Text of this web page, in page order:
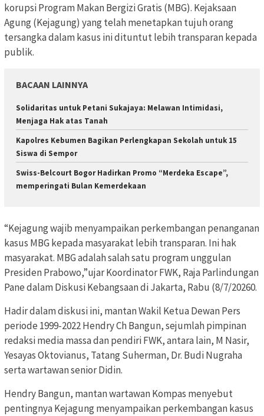
korupsi Program Makan Bergizi Gratis (MBG). Kejaksaan
Agung (Kejagung) yang telah menetapkan tujuh orang
tersangka dalam kasus ini dituntut lebih transparan kepada
publik.
BACAAN LAINNYA
Solidaritas untuk Petani Sukajaya: Melawan Intimidasi,
Menjaga Hak atas Tanah
Kapolres Kebumen Bagikan Perlengkapan Sekolah untuk 15
Siswa di Sempor
Swiss-Belcourt Bogor Hadirkan Promo “Merdeka Escape”,
memperingati Bulan Kemerdekaan
“Kejagung wajib menyampaikan perkembangan penanganan
kasus MBG kepada masyarakat lebih transparan. Ini hak
masyarakat. MBG adalah salah satu program unggulan
Presiden Prabowo,”ujar Koordinator FWK, Raja Parlindungan
Pane dalam Diskusi Kebangsaan di Jakarta, Rabu (8/7/20260.
Hadir dalam diskusi ini, mantan Wakil Ketua Dewan Pers
periode 1999-2022 Hendry Ch Bangun, sejumlah pimpinan
redaksi media massa dan pendiri FWK, antara lain, M Nasir,
Yesayas Oktovianus, Tatang Suherman, Dr. Budi Nugraha
serta wartawan senior Didin.
Hendry Bangun, mantan wartawan Kompas menyebut
pentingnya Kejagung menyampaikan perkembangan kasus